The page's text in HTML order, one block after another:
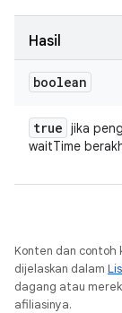
Hasil
boolean
true jika
waitTime
Konten dan contoh
dijelaskan dalam
dagang atau
afiliasinya.